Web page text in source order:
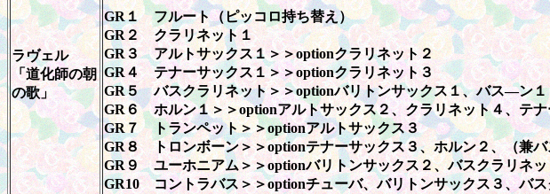
ラヴェル
「道化師の朝
の歌」
GR１ フルート（ピッコロ持ち替え）
GR ２ クラリネット１
GR３ アルトサックス１＞＞optionクラリネット２
GR ４ テナーサックス１＞＞optionクラリネット３
GR５ バスクラリネット＞＞optionバリトンサックス１、バス―ン
GR６ ホルン１＞＞optionアルトサックス２、クラリネット４、テナ
GR７ トランペット＞＞optionアルトサックス３
GR８ トロンボーン＞＞optionテナーサックス３、ホルン２、（兼
GR９ ユーホニアム＞＞optionバリトンサックス２、バスクラリネ
GR10コントラバス＞＞optionチューバ、バリトンサックス３、バ